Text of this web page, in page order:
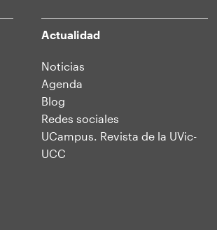
Actualidad
Noticias
Agenda
Blog
Redes sociales
UCampus. Revista de la UVic-
UCC